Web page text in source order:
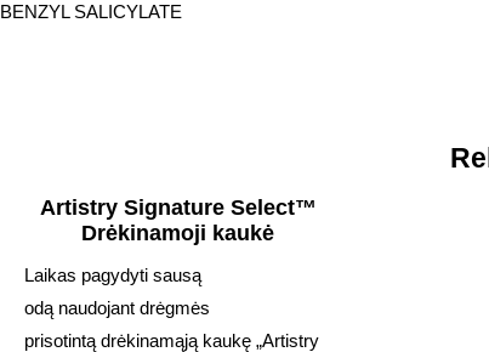
BENZYL SALICYLATE
Artistry Signature Select™
Drėkinamoji kaukė
Laikas pagydyti sausą
odą naudojant drėgmės
prisotintą drėkinamąją kaukę „Artistry